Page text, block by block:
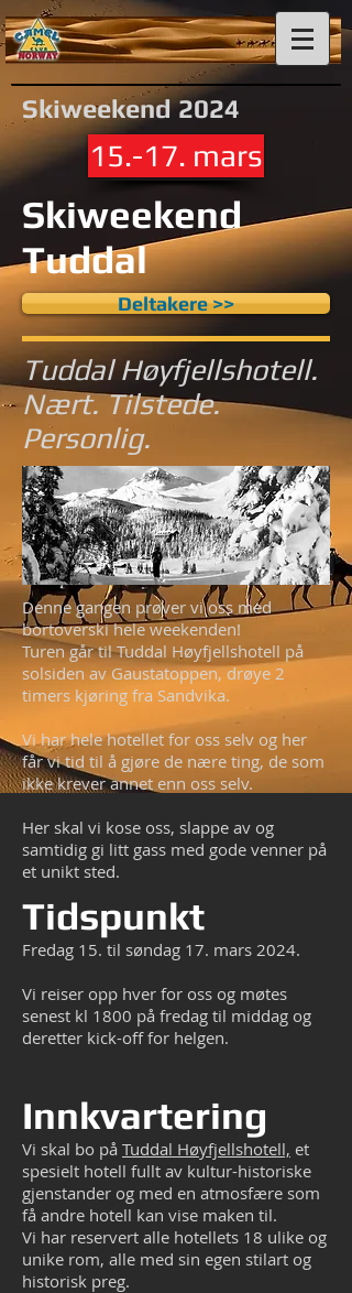
Skiweekend 2024
15.-17. mars
Skiweekend
Tuddal
Deltakere >>
Tuddal Høyfjellshotell.
Nært. Tilstede.
Personlig.
Denne gangen prøver vi oss med
bortoverski hele weekenden!
Turen går til Tuddal Høyfjellshotell på
solsiden av Gaustatoppen, drøye 2
timers kjøring fra Sandvika.
Vi har hele hotellet for oss selv og her
får vi tid til å gjøre de nære ting, de som
ikke krever annet enn oss selv.
Her skal vi kose oss, slappe av og
samtidig gi litt gass med gode venner på
et unikt sted.
Tidspunkt
Fredag 15. til søndag 17. mars 2024.
Vi reiser opp hver for oss og møtes
senest kl 1800 på fredag til middag og
deretter kick-off for helgen.
Innkvartering
Vi skal bo på Tuddal Høyfjellshotell, et
spesielt hotell fullt av kultur-historiske
gjenstander og med en atmosfære som
få andre hotell kan vise maken til.
Vi har reservert alle hotellets 18 ulike og
unike rom, alle med sin egen stilart og
historisk preg.